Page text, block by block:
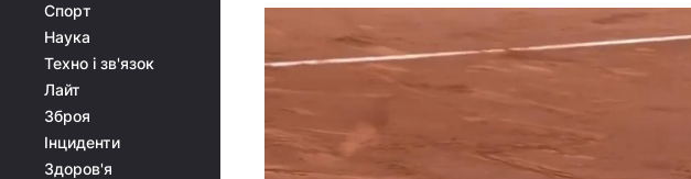
Спорт
Наука
Техно і зв'язок
Лайт
Зброя
Інциденти
Здоров'я